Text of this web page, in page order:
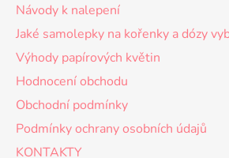
Návody k nalepení
Jaké samolepky na kořenky a dózy
Výhody papírových květin
Hodnocení obchodu
Obchodní podmínky
Podmínky ochrany osobních údajů
KONTAKTY